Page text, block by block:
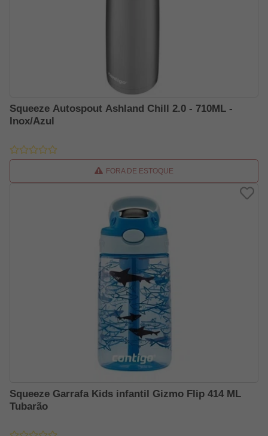
Squeeze Autospout Ashland Chill 2.0 - 710ML -
Inox/Azul
FORA DE ESTOQUE
Squeeze Garrafa Kids infantil Gizmo Flip 414 ML
Tubarão